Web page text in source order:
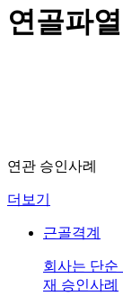
연골파
연관 승인사례
더보기
근골격계
회사는 단
재 승인사례